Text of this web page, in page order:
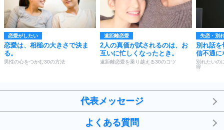
恋愛がしたい
恋愛は、相槌の大きさで決ま
る。
男性の心をつかむ30の方法
遠距離恋愛
2人の真価が試されるのは、お
互いに忙しくなったとき。
遠距離恋愛を乗り越える30のコツ
失恋・別
別れ話
信不通に
別れたいの
得
代表メッセージ
よくある質問